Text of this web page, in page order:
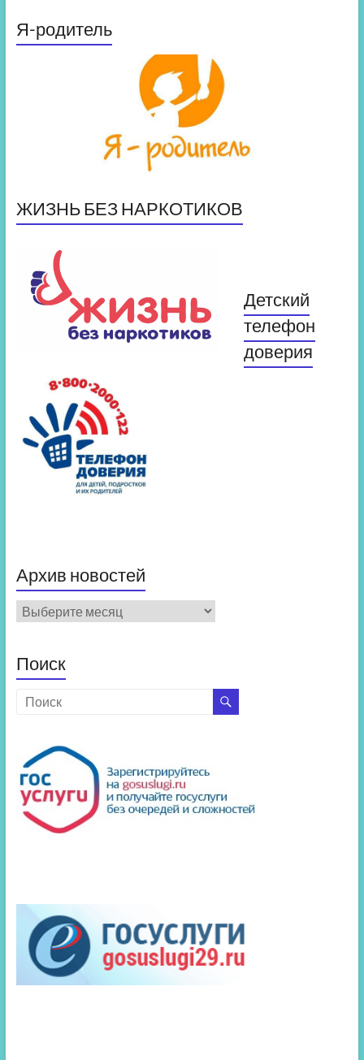
Я-родитель
ЖИЗНЬ БЕЗ НАРКОТИКОВ
Детский
телефон
доверия
Архив новостей
Архив
новостей
Поиск